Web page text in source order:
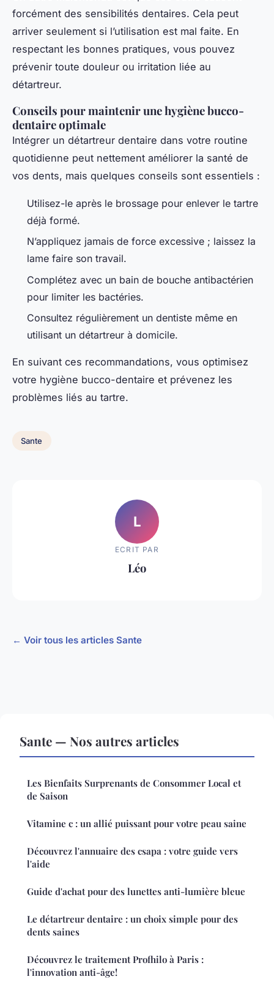
forcément des sensibilités dentaires. Cela peut
arriver seulement si l’utilisation est mal faite. En
respectant les bonnes pratiques, vous pouvez
prévenir toute douleur ou irritation liée au
détartreur.
Conseils pour maintenir une hygiène bucco-
dentaire optimale
Intégrer un détartreur dentaire dans votre routine
quotidienne peut nettement améliorer la santé de
vos dents, mais quelques conseils sont essentiels :
Utilisez-le après le brossage pour enlever le tartre
déjà formé.
N’appliquez jamais de force excessive ; laissez la
lame faire son travail.
Complétez avec un bain de bouche antibactérien
pour limiter les bactéries.
Consultez régulièrement un dentiste même en
utilisant un détartreur à domicile.
En suivant ces recommandations, vous optimisez
votre hygiène bucco-dentaire et prévenez les
problèmes liés au tartre.
Sante
L
ECRIT PAR
Léo
← Voir tous les articles Sante
Sante — Nos autres articles
Les Bienfaits Surprenants de Consommer Local et
de Saison
Vitamine c : un allié puissant pour votre peau saine
Découvrez l'annuaire des csapa : votre guide vers
l'aide
Guide d'achat pour des lunettes anti-lumière bleue
Le détartreur dentaire : un choix simple pour des
dents saines
Découvrez le traitement Profhilo à Paris :
l'innovation anti-âge!